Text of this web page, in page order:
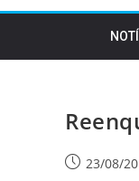
23/08/